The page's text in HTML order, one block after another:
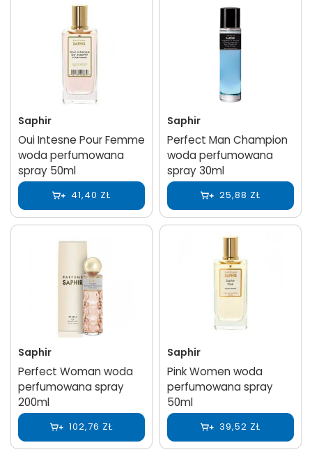
Saphir
Oui Intesne Pour Femme
woda perfumowana
spray 50ml
41,40 ZŁ
Saphir
Perfect Man Champion
woda perfumowana
spray 30ml
25,88 ZŁ
Saphir
Perfect Woman woda
perfumowana spray
200ml
102,76 ZŁ
Saphir
Pink Women woda
perfumowana spray
50ml
39,52 ZŁ